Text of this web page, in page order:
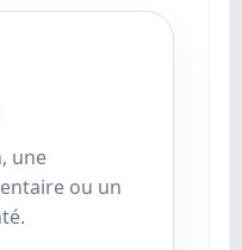
une
ou un